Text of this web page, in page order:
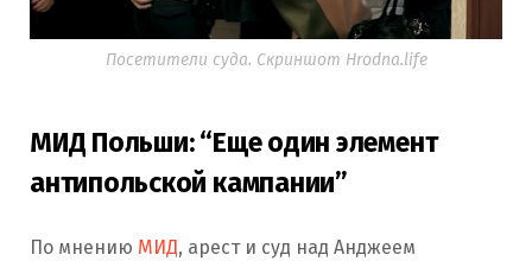
Посетители суда. Скриншот Hrodna.life
МИД Польши: “Еще один элемент
антипольской кампании”
По мнению МИД, арест и суд над Анджеем